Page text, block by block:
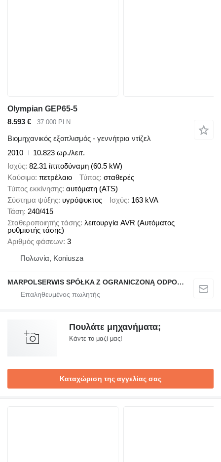
Olympian GEP65-5
8.593 €
37.000 PLN
Βιομηχανικός εξοπλισμός - γεννήτρια ντίζελ
2010
10.823 ωρ./λειτ.
Ισχύς 82.31 ίπποδύναμη (60.5 kW)
Καύσιμο πετρέλαιο Τύπος σταθερές
Τύπος εκκίνησης αυτόματη (ATS)
Σύστημα ψύξης υγρόψυκτος Ισχύς 163 kVA
Τάση 240/415
Σταθεροποιητής τάσης λειτουργία AVR (Αυτόματος
ρυθμιστής τάσης)
Αριθμός φάσεων 3
Πολωνία, Koniusza
MARPOLSERWIS SPÓŁKA Z OGRANICZONĄ ODPOWIEDZIALNOŚCIĄ
Πουλάτε μηχανήματα;
Κάντε το μαζί μας!
Καταχώριση της αγγελίας σας